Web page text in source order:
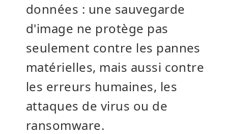
données : une sauvegarde
d'image ne protège pas
seulement contre les pannes
matérielles, mais aussi contre
les erreurs humaines, les
attaques de virus ou de
ransomware.